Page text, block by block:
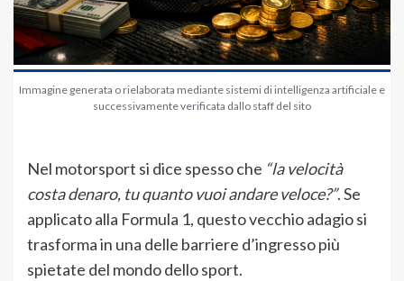
Immagine generata o rielaborata mediante sistemi di intelligenza artificiale e
successivamente verificata dallo staff del sito
Nel motorsport si dice spesso che “la velocità
costa denaro, tu quanto vuoi andare veloce?”. Se
applicato alla Formula 1, questo vecchio adagio si
trasforma in una delle barriere d’ingresso più
spietate del mondo dello sport.